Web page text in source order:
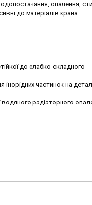
опалення,
до матеріалів крана.
до слабко-складного
інорідних частинок на
водяного радіаторного